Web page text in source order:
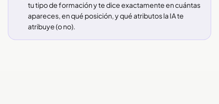
tu tipo de formación y te dice exactamente en cuántas
apareces, en qué posición, y qué atributos la IA te
atribuye (o no).